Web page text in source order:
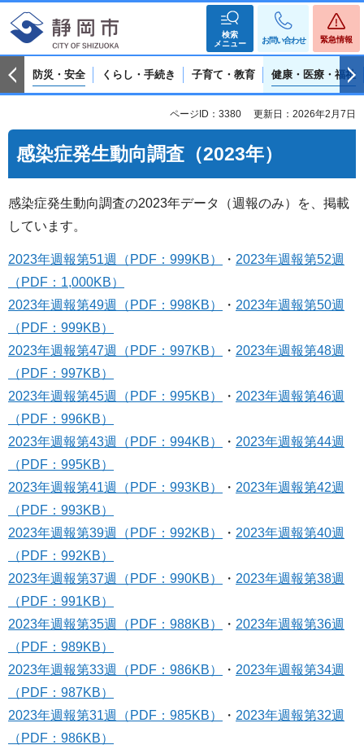
検索
メニュー
お問い合わせ 緊急情報
防災・安全 くらし・手続き 子育て・教育 健康・医療・福祉
ページID：3380 更新日：2026年2月7日
感染症発生動向調査（2023年）
感染症発生動向調査の2023年データ（週報のみ）を、掲載
しています。
2023年週報第51週（PDF：999KB） ・ 2023年週報第52週
（PDF：1,000KB）
2023年週報第49週（PDF：998KB） ・ 2023年週報第50週
（PDF：999KB）
2023年週報第47週（PDF：997KB） ・ 2023年週報第48週
（PDF：997KB）
2023年週報第45週（PDF：995KB） ・ 2023年週報第46週
（PDF：996KB）
2023年週報第43週（PDF：994KB） ・ 2023年週報第44週
（PDF：995KB）
2023年週報第41週​​（PDF：993KB） ・ 2023年週報第42週
（PDF：993KB）
2023年週報第39週（PDF：992KB） ・ 2023年週報第40週
（PDF：992KB）
2023年週報第37週（PDF：990KB） ・ 2023年週報第38週
（PDF：991KB）
2023年週報第35週（PDF：988KB） ・ 2023年週報第36週
（PDF：989KB）
2023年週報第33週（PDF：986KB） ・ 2023年週報第34週
（PDF：987KB）
2023年週報第31週（PDF：985KB） ・ 2023年週報第32週
（PDF：986KB）